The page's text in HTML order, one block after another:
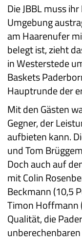
Die JBBL muss
Umgebung
am Haarenufer
belegt ist, zieht
in Westerstede
Baskets
Hauptrunde der
Mit den Gästen
Gegner, der
aufbieten kann.
und Tom
Doch auch auf
mit Colin
Beckmann (10,5
Timon Hoffmann
Qualität, die